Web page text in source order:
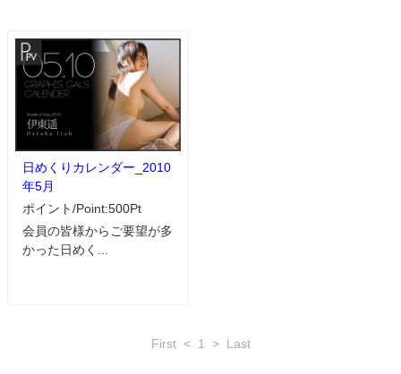
日めくりカレンダー_2010
年5月
ポイント/Point:500Pt
会員の皆様からご要望が多
かった日めく...
First < 1 > Last